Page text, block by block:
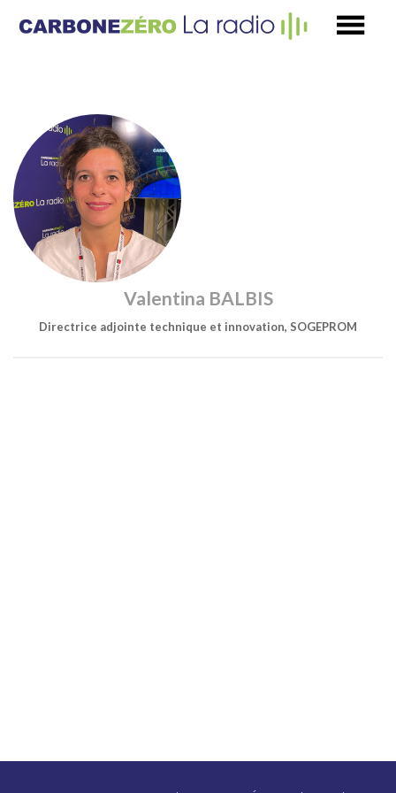
Valentina BALBIS
Directrice adjointe technique et innovation, SOGEPROM